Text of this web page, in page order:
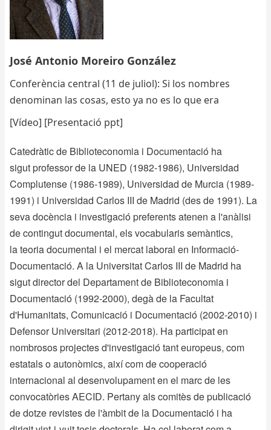
José Antonio Moreiro González
Conferència central (11 de juliol): Si los nombres
denominan las cosas, esto ya no es lo que era
[Vídeo] [Presentació ppt]
Catedràtic de Biblioteconomia i Documentació ha
sigut professor de la UNED (1982-1986), Universidad
Complutense (1986-1989), Universidad de Murcia (1989-
1991) i Universidad Carlos III de Madrid (des de 1991). La
seva docència i investigació preferents atenen a l'anàlisi
de contingut documental, els vocabularis semàntics,
la teoria documental i el mercat laboral en Informació-
Documentació. A la Universitat Carlos III de Madrid ha
sigut director del Departament de Biblioteconomia i
Documentació (1992-2000), degà de la Facultat
d'Humanitats, Comunicació i Documentació (2002-2010) i
Defensor Universitari (2012-2018). Ha participat en
nombrosos projectes d'investigació tant europeus, com
estatals o autonòmics, així com de cooperació
internacional al desenvolupament en el marc de les
convocatòries AECID. Pertany als comitès de publicació
de dotze revistes de l'àmbit de la Documentació i ha